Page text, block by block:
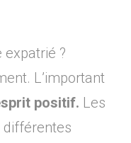
?
L’important
positif. Les
différentes